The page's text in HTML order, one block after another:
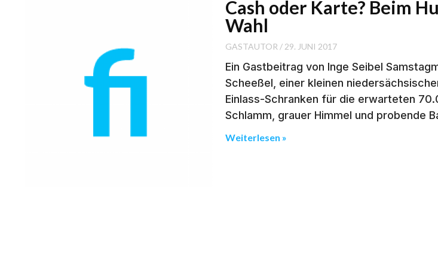
Cash oder Karte? Beim
Wahl
GASTAUTOR 29. JUNI 2017
Ein Gastbeitrag von Inge Seibel
Scheeßel, einer kleinen
Einlass-Schranken für die erwarteten
Schlamm, grauer Himmel und probende
Weiterlesen »